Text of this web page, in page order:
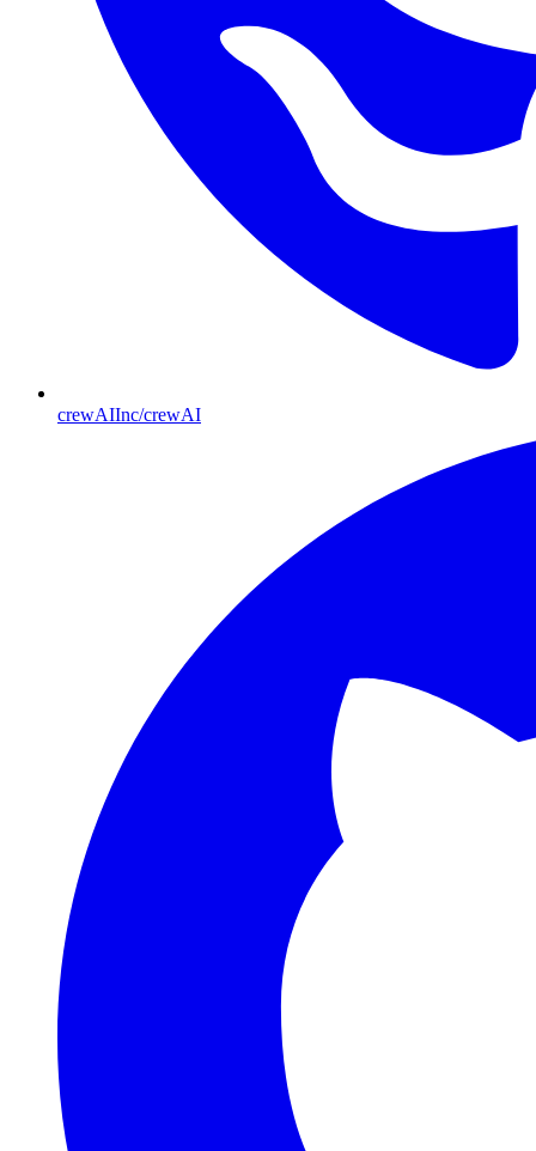
crewAIInc/crewAI